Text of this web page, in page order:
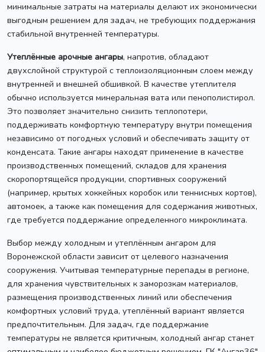
минимальные затраты на материалы делают их экономически
выгодным решением для задач, не требующих поддержания
стабильной внутренней температуры.
Утеплённые арочные ангары, напротив, обладают
двухслойной структурой с теплоизоляционным слоем между
внутренней и внешней обшивкой. В качестве утеплителя
обычно используется минеральная вата или пенополистирол.
Это позволяет значительно снизить теплопотери,
поддерживать комфортную температуру внутри помещения
независимо от погодных условий и обеспечивать защиту от
конденсата. Такие ангары находят применение в качестве
производственных помещений, складов для хранения
скоропортящейся продукции, спортивных сооружений
(например, крытых хоккейных коробок или теннисных кортов),
автомоек, а также как помещения для содержания животных,
где требуется поддержание определенного микроклимата.
Выбор между холодным и утеплённым ангаром для
Воронежской области зависит от целевого назначения
сооружения. Учитывая температурные перепады в регионе,
для хранения чувствительных к заморозкам материалов,
размещения производственных линий или обеспечения
комфортных условий труда, утеплённый вариант является
предпочтительным. Для задач, где поддержание
температуры не является критичным, холодный ангар станет